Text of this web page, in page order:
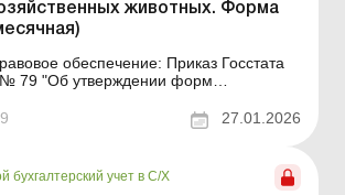
животных. Форма
обеспечение: Приказ Госстата
79 "Об утверждении форм
животноводства, количеству
животных и обеспеченности их
27.01.2026
бухгалтерский учет в С/Х